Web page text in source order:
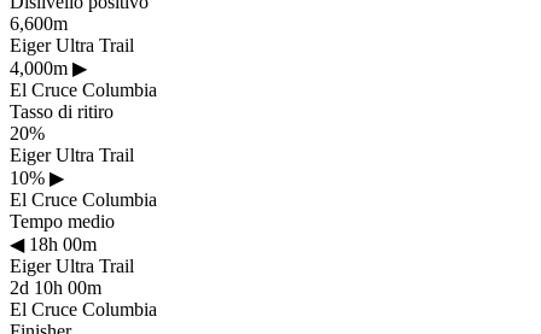
6,600m
Eiger Ultra Trail
4,000m ▶
El Cruce Columbia
Tasso di ritiro
20%
Eiger Ultra Trail
10% ▶
El Cruce Columbia
Tempo medio
◀18h 00m
Eiger Ultra Trail
2d 10h 00m
El Cruce Columbia